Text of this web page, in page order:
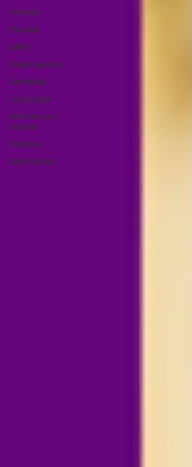
Vivienda
Escuelas
Calles
Desamparados
Carreteras
Comunidad
Historias que
inspiran
Gobierno
Espectáculos